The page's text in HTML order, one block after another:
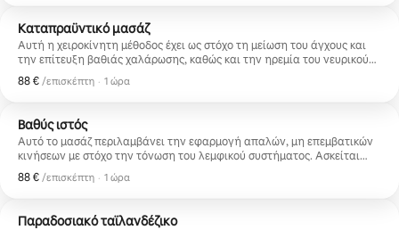
Καταπραϋντικό μασάζ
Αυτή η χειροκίνητη μέθοδος έχει ως στόχο τη μείωση του άγχους και
την επίτευξη βαθιάς χαλάρωσης, καθώς και την ηρεμία του νευρικού
συστήματος. Χρησιμοποιούνται τεχνικές απαλής πίεσης και αρμονικές
κινήσεις με στόχο την αποδέσμευση της μυϊκής έντασης και την
ξεκούραστου, βαθιού ύπνου.
88 € /επισκέπτη
88 €, ανά επισκέπτη
, · 1 ώρα
Βαθύς ιστός
Αυτό το μασάζ περιλαμβάνει την εφαρμογή απαλών, μη επεμβατικών
κινήσεων με στόχο την τόνωση του λεμφικού συστήματος. Ασκείται
απαλή, ρυθμική πίεση σε συγκεκριμένα σημεία του σώματος για την
αποστράγγιση της περίσσειας υγρών και τη βελτιστοποίηση της
88 € /επισκέπτη
88 €, ανά επισκέπτη
, · 1 ώρα
Παραδοσιακό ταϊλανδέζικο